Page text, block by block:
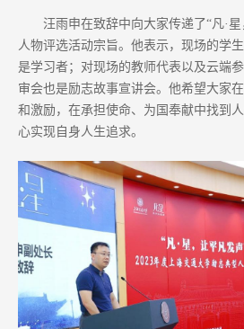
汪雨申在致辞中向大家传递了“凡·
人物评选活动宗旨。他表示，现场的学
是学习者；对现场的教师代表以及云端
审会也是励志故事宣讲会。他希望大家
和激励，在承担使命、为国奉献中找到
心实现自身人生追求。